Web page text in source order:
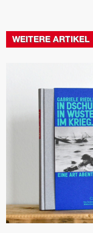
WEITERE ARTIKEL